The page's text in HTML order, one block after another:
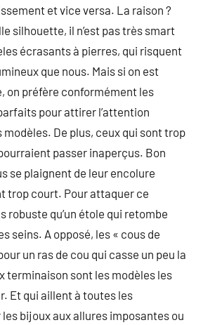
et vice versa. La raison ?
silhouette, il n’est pas très smart
écrasants à pierres, qui risquent
que nous. Mais si on est
on préfère conformément les
pour attirer l’attention
modèles. De plus, ceux qui sont trop
passer inaperçus. Bon
se plaignent de leur encolure
trop court. Pour attaquer ce
robuste qu’un étole qui retombe
seins. A opposé, les « cous de
un ras de cou qui casse un peu la
terminaison sont les modèles les
Et qui aillent à toutes les
bijoux aux allures imposantes ou